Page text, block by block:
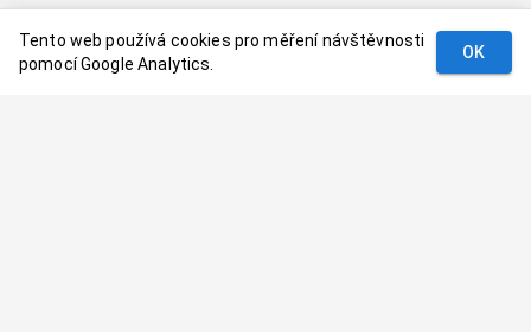
Tento web používá cookies pro měření návštěvnosti
pomocí Google Analytics.
OK